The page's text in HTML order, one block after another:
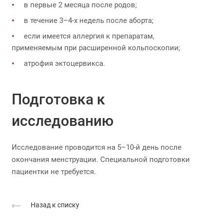
в первые 2 месяца после родов;
в течение 3–4-х недель после аборта;
если имеется аллергия к препаратам,
применяемым при расширенной кольпоскопии;
атрофия эктоцервикса.
Подготовка к
исследованию
Исследование проводится на 5–10-й день после
окончания менструации. Специальной подготовки
пациентки не требуется.
Назад к списку